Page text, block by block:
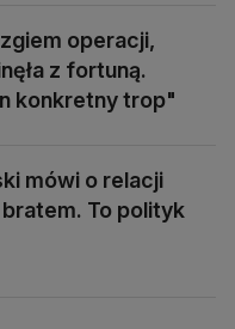
operacji,
z fortuną.
konkretny trop"
mówi o relacji
To polityk